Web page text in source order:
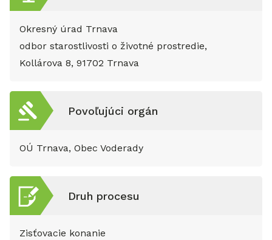
Okresný úrad Trnava
odbor starostlivosti o životné prostredie,
Kollárova 8, 91702 Trnava
Povoľujúci orgán
OÚ Trnava, Obec Voderady
Druh procesu
Zisťovacie konanie